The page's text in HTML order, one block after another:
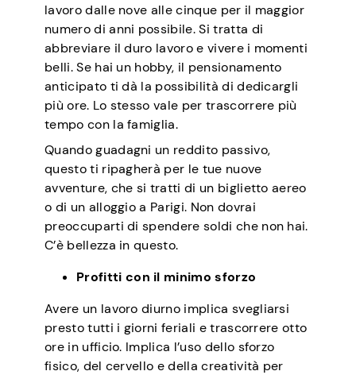
lavoro dalle nove alle cinque per il maggior
numero di anni possibile. Si tratta di
abbreviare il duro lavoro e vivere i momenti
belli. Se hai un hobby, il pensionamento
anticipato ti dà la possibilità di dedicargli
più ore. Lo stesso vale per trascorrere più
tempo con la famiglia.
Quando guadagni un reddito passivo,
questo ti ripagherà per le tue nuove
avventure, che si tratti di un biglietto aereo
o di un alloggio a Parigi. Non dovrai
preoccuparti di spendere soldi che non hai.
C’è bellezza in questo.
Profitti con il minimo sforzo
Avere un lavoro diurno implica svegliarsi
presto tutti i giorni feriali e trascorrere otto
ore in ufficio. Implica l’uso dello sforzo
fisico, del cervello e della creatività per